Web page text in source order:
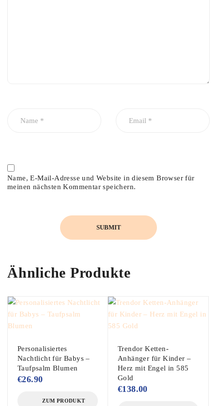
Name, E-Mail-Adresse und Website in diesem Browser für
meinen nächsten Kommentar speichern.
Ähnliche Produkte
Personalisiertes
Nachtlicht für Babys –
Taufpsalm Blumen
€26.90
ZUM PRODUKT
Trendor Ketten-
Anhänger für Kinder –
Herz mit Engel in 585
Gold
€138.00